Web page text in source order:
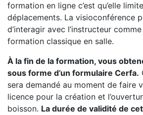
formation en ligne c’est qu’elle
déplacements. La visioconférence
d’interagir avec l’instructeur comme
formation classique en salle.
À la fin de la formation, vous
sous forme d’un formulaire Cerfa.
sera demandé au moment de faire
licence pour la création et
boisson. La durée de validité de